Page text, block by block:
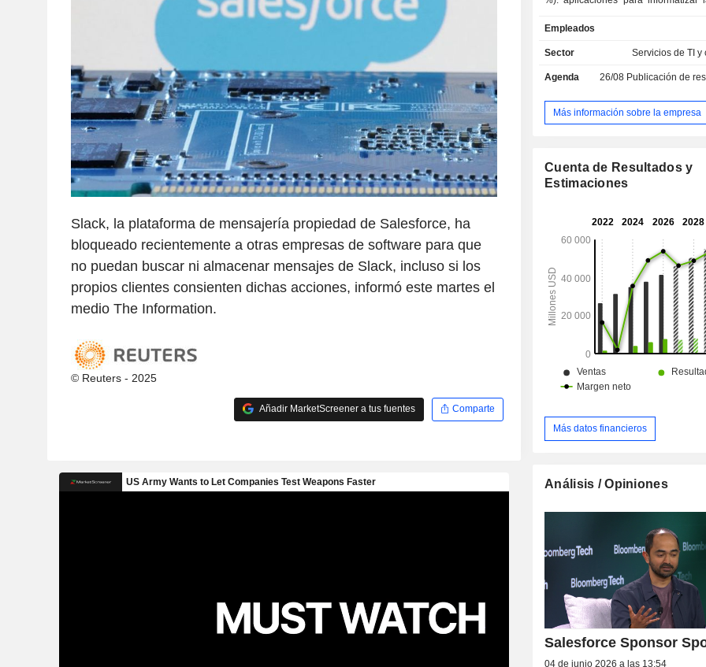
Slack, la plataforma de mensajería propiedad de Salesforce, ha
bloqueado recientemente a otras empresas de software para que
no puedan buscar ni almacenar mensajes de Slack, incluso si los
propios clientes consienten dichas acciones, informó este martes el
medio The Information.
© Reuters - 2025
Añadir MarketScreener a tus fuentes Comparte
comerciales, gestionar los centros
telefónica, gestionar la relación con
de consultoría, implementación y
la siguiente manera: América (66,3
(23,5 %) y Asia/Pacífico (10,2 %).
Empleados
Sector Servicios de TI y
Agenda 26/08 Publicación de
Más información sobre la empresa
Cuenta de Resultados y
Estimaciones
Más datos financieros
Análisis / Opiniones
Salesforce Sponsor
04 de junio 2026 a las 13:54